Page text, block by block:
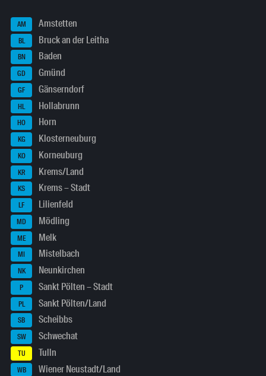
AM Amstetten
BL Bruck an der Leitha
BN Baden
GD Gmünd
GF Gänserndorf
HL Hollabrunn
HO Horn
KG Klosterneuburg
KO Korneuburg
KR Krems/Land
KS Krems – Stadt
LF Lilienfeld
MD Mödling
ME Melk
MI Mistelbach
NK Neunkirchen
P Sankt Pölten – Stadt
PL Sankt Pölten/Land
SB Scheibbs
SW Schwechat
TU Tulln
WB Wiener Neustadt/Land